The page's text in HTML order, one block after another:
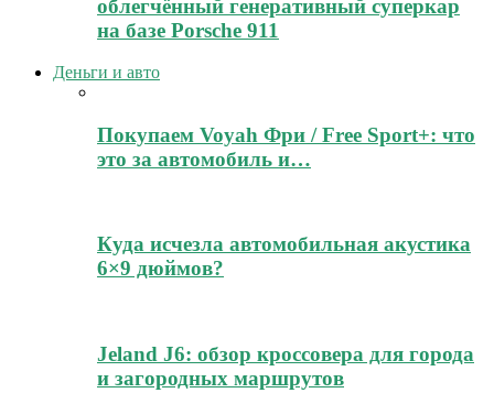
облегчённый генеративный суперкар
на базе Porsche 911
Деньги и авто
Покупаем Voyah Фри / Free Sport+: что
это за автомобиль и…
Куда исчезла автомобильная акустика
6×9 дюймов?
Jeland J6: обзор кроссовера для города
и загородных маршрутов